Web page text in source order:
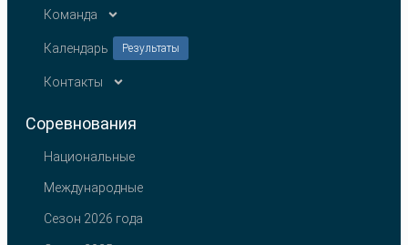
Команда
Календарь Результаты
Контакты
Соревнования
Национальные
Международные
Сезон 2026 года